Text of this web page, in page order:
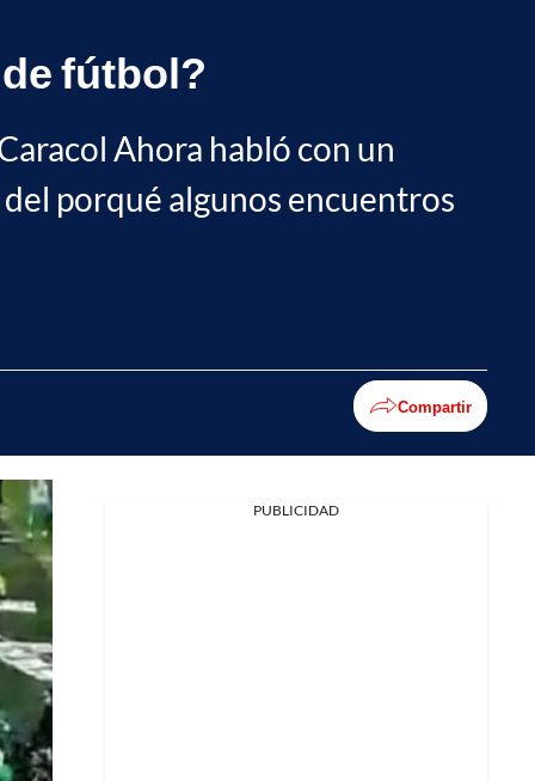
fútbol?
Ahora habló con un
porqué algunos encuentros
Compartir
PUBLICIDAD